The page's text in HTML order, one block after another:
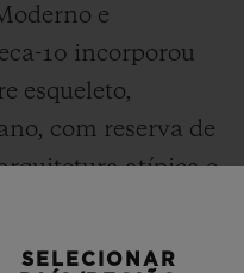
e
10 incorporou
esqueleto,
com reserva de
atípica e
SELECIONAR